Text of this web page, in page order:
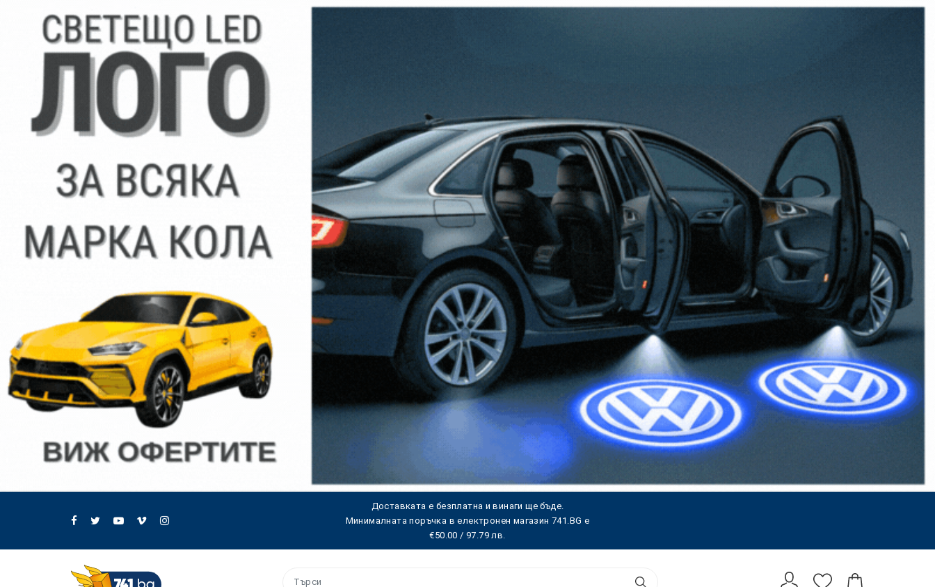
Доставката е безплатна и винаги ще бъде.
Минималната поръчка в електронен магазин 741.BG е
€50.00 / 97.79 лв.